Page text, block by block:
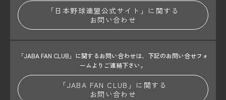
「日本野球連盟公式サイト」に関する
お問い合わせ
「JABA FAN CLUB」に関するお問い合わせは、 下記のお問い合せフォ
ームよりご連絡下さい。
「JABA FAN CLUB」に関する
お問い合わせ